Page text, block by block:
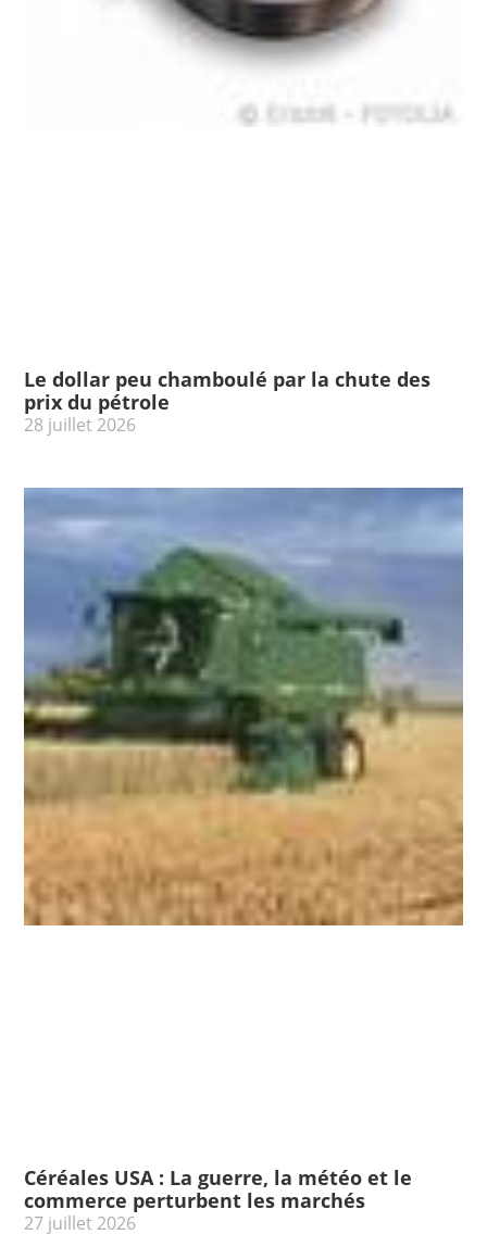
Le dollar peu chamboulé par la chute des
prix du pétrole
28 juillet 2026
Céréales USA : La guerre, la météo et le
commerce perturbent les marchés
27 juillet 2026